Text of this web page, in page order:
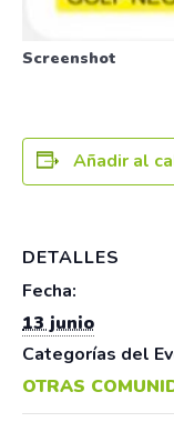
Screenshot
Añadir al
DETALLES
Fecha:
13 junio
Categorías del
OTRAS